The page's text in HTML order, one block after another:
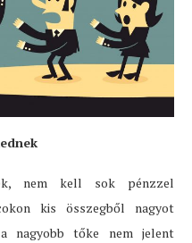
nem kell sok pénzzel
kis összegből nagyot
nagyobb tőke nem jelent